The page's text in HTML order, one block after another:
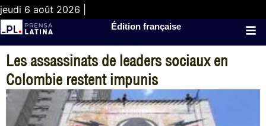
jeudi 6 août 2026 |
Édition française
Les assassinats de leaders sociaux en
Colombie restent impunis